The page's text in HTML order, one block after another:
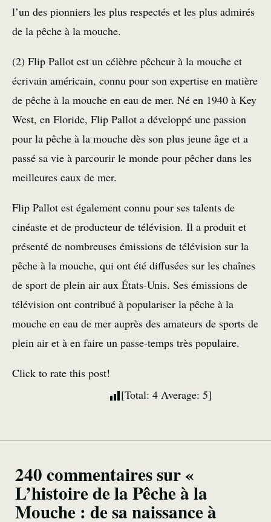
l’un des pionniers les plus respectés et les plus admirés
de la pêche à la mouche.
(2) Flip Pallot est un célèbre pêcheur à la mouche et
écrivain américain, connu pour son expertise en matière
de pêche à la mouche en eau de mer. Né en 1940 à Key
West, en Floride, Flip Pallot a développé une passion
pour la pêche à la mouche dès son plus jeune âge et a
passé sa vie à parcourir le monde pour pêcher dans les
meilleures eaux de mer.
Flip Pallot est également connu pour ses talents de
cinéaste et de producteur de télévision. Il a produit et
présenté de nombreuses émissions de télévision sur la
pêche à la mouche, qui ont été diffusées sur les chaînes
de sport de plein air aux États-Unis. Ses émissions de
télévision ont contribué à populariser la pêche à la
mouche en eau de mer auprès des amateurs de sports de
plein air et à en faire un passe-temps très populaire.
Click to rate this post!
[Total: 4 Average: 5]
240 commentaires sur «
L’histoire de la Pêche à la
Mouche : de sa naissance à